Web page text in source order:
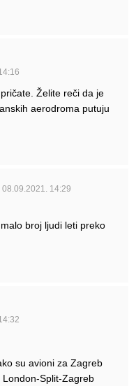
Želite reči da je
aerodroma putuju
08.09.2021. 14:29
broj ljudi leti preko
su avioni za Zagreb
London-Split-Zagreb